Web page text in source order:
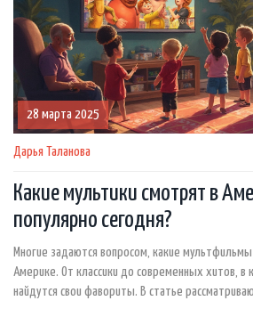
28 марта 2025
Дарья Таланова
Какие мультики смотрят в
популярно сегодня?
Многие задаются вопросом, какие мультфильмы
Америке. От классики до современных хитов, в
найдутся свои фавориты. В статье